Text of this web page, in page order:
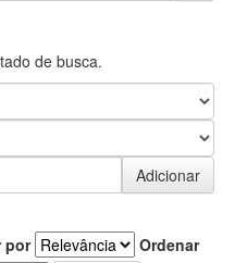
de busca.
por
Ordenar